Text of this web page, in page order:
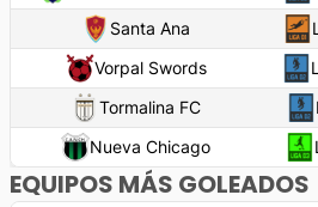
Santa Ana
Vorpal Swords
Tormalina FC
Nueva Chicago
EQUIPOS MÁS GOLEADOS